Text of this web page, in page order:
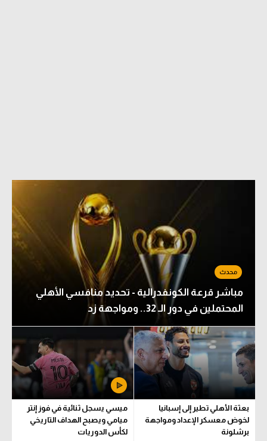
مباشر قرعة الكونفدرالية - تحديد منافسي الأهلي
المحتملين في دور الـ 32.. ومواجهة زد
بعثة الأهلي تطير إلى إسبانيا
لخوض معسكر الإعداد ومواجهة
برشلونة
ميسي يسجل ثنائية في فوز إنتر
ميامي ويصبح الهداف التاريخي
لكأس الدوريات